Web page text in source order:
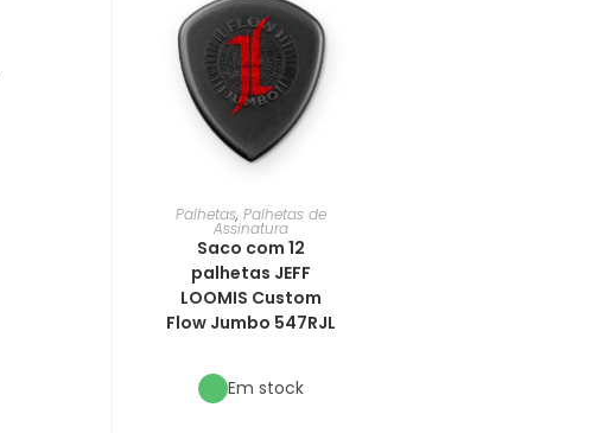
Palhetas, Palhetas de
Assinatura
Saco com 12
palhetas JEFF
LOOMIS Custom
Flow Jumbo 547RJL
Em stock